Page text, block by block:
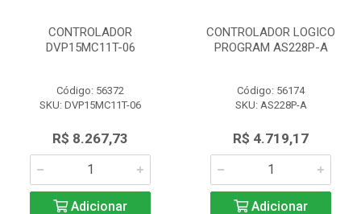
CONTROLADOR
DVP15MC11T-06
Código: 56372
SKU: DVP15MC11T-06
R$ 8.267,73
Adicionar
CONTROLADOR LOGICO
PROGRAM AS228P-A
Código: 56174
SKU: AS228P-A
R$ 4.719,17
Adicionar